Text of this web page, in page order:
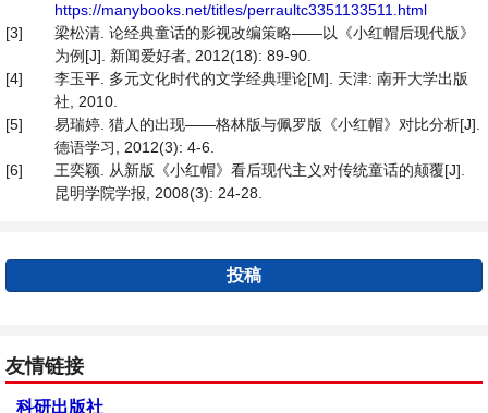
https://manybooks.net/titles/perraultc3351133511.html
[3]
梁松清. 论经典童话的影视改编策略——以《小红帽后现代版》
为例[J]. 新闻爱好者, 2012(18): 89-90.
[4]
李玉平. 多元文化时代的文学经典理论[M]. 天津: 南开大学出版
社, 2010.
[5]
易瑞婷. 猎人的出现——格林版与佩罗版《小红帽》对比分析[J].
德语学习, 2012(3): 4-6.
[6]
王奕颖. 从新版《小红帽》看后现代主义对传统童话的颠覆[J].
昆明学院学报, 2008(3): 24-28.
投稿
友情链接
科研出版社